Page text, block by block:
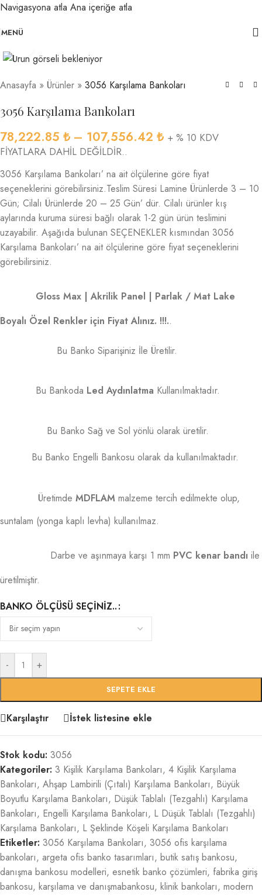
Navigasyona atla Ana içeriğe atla
MENÜ
Anasayfa » Ürünler » 3056 Karşılama Bankoları
3056 Karşılama Bankoları
78,222.85 ₺ – 107,556.42 ₺ + % 10 KDV
FİYATLARA DAHİL DEĞİLDİR..
3056 Karşılama Bankoları’ na ait ölçülerine göre fiyat
seçeneklerini görebilirsiniz.Teslim Süresi Lamine Ürünlerde 3 – 10
Gün; Cilalı Ürünlerde 20 – 25 Gün’ dür. Cilalı ürünler kış
aylarında kuruma süresi bağlı olarak 1-2 gün ürün teslimini
uzayabilir. Aşağıda bulunan SEÇENEKLER kısmından 3056
Karşılama Bankoları’ na ait ölçülerine göre fiyat seçeneklerini
görebilirsiniz.
Gloss Max | Akrilik Panel | Parlak / Mat Lake
Boyalı Özel Renkler için Fiyat Alınız. !!!..
Bu Banko Siparişiniz İle Üretilir.
Bu Bankoda Led Aydınlatma Kullanılmaktadır.
Bu Banko Sağ ve Sol yönlü olarak üretilir.
Bu Banko Engelli Bankosu olarak da kullanılmaktadır.
Üretimde MDFLAM malzeme tercih edilmekte olup,
suntalam (yonga kaplı levha) kullanılmaz.
Darbe ve aşınmaya karşı 1 mm PVC kenar bandı ile
üretilmiştir.
BANKO ÖLÇÜSÜ SEÇINIZ..
- +
SEPETE EKLE
Karşılaştır İstek listesine ekle
Stok kodu: 3056
Kategoriler: 3 Kişilik Karşılama Bankoları, 4 Kişilik Karşılama
Bankoları, Ahşap Lambirili (Çıtalı) Karşılama Bankoları, Büyük
Boyutlu Karşılama Bankoları, Düşük Tablalı (Tezgahlı) Karşılama
Bankoları, Engelli Karşılama Bankoları, L Düşük Tablalı (Tezgahlı)
Karşılama Bankoları, L Şeklinde Köşeli Karşılama Bankoları
Etiketler: 3056 Karşılama Bankoları, 3056 ofis karşılama
bankoları, argeta ofis banko tasarımları, butik satış bankosu,
danışma bankosu modelleri, esnetik banko çözümleri, fabrika giriş
bankosu, karşılama ve danışmabankosu, klinik bankoları, modern